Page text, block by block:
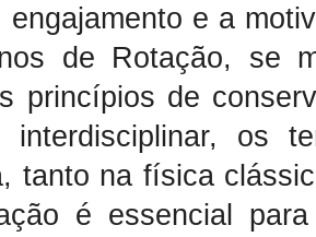
engajamento e a
de Rotação, se
princípios de
interdisciplinar, os
tanto na física
é essencial